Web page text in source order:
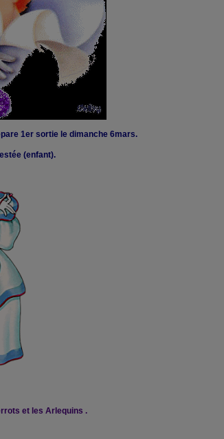
1er sortie le dimanche 6mars.
(enfant).
et les Arlequins .